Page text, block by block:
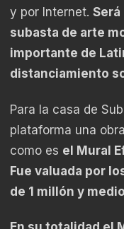
y por Internet. Será
subasta de arte
importante de
distanciamiento
Para la casa de
plataforma una
como es el Mural
Fue valuada por
de 1 millón y